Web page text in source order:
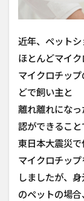
近年、ペット
ほとんどマイク
マイクロチッ
どで飼い主と
離れ離れにな
認ができること
東日本大震災で
マイクロチッ
しましたが、
のペットの場